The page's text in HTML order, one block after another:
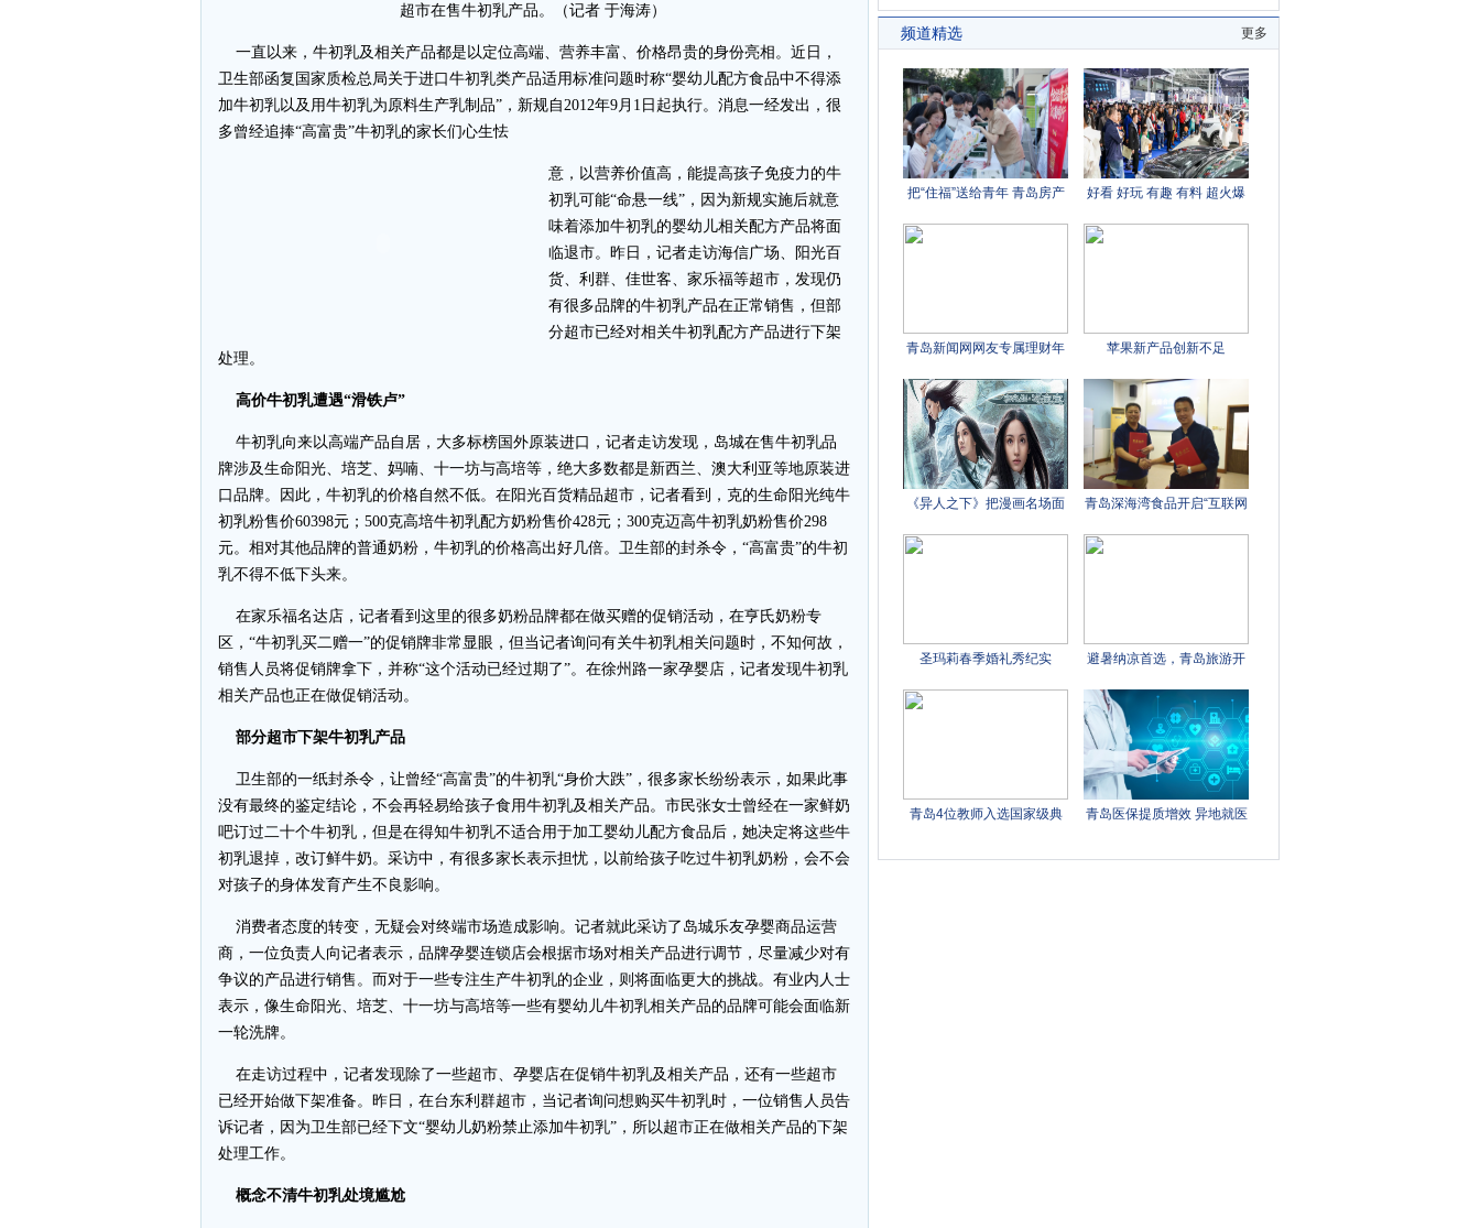
超市在售牛初乳产品。（记者 于海涛）
一直以来，牛初乳及相关产品都是以定位高端、营养丰富、价格昂贵的身份亮相。近日，
卫生部函复国家质检总局关于进口牛初乳类产品适用标准问题时称“婴幼儿配方食品中不得添
加牛初乳以及用牛初乳为原料生产乳制品”，新规自2012年9月1日起执行。消息一经发出，很
多曾经追捧“高富贵”牛初乳的家长们心生怯
意，以营养价值高，能提高孩子免疫力的牛
初乳可能“命悬一线”，因为新规实施后就意
味着添加牛初乳的婴幼儿相关配方产品将面
临退市。昨日，记者走访海信广场、阳光百
货、利群、佳世客、家乐福等超市，发现仍
有很多品牌的牛初乳产品在正常销售，但部
分超市已经对相关牛初乳配方产品进行下架
处理。
高价牛初乳遭遇“滑铁卢”
牛初乳向来以高端产品自居，大多标榜国外原装进口，记者走访发现，岛城在售牛初乳品
牌涉及生命阳光、培芝、妈喃、十一坊与高培等，绝大多数都是新西兰、澳大利亚等地原装进
口品牌。因此，牛初乳的价格自然不低。在阳光百货精品超市，记者看到，克的生命阳光纯牛
初乳粉售价60398元；500克高培牛初乳配方奶粉售价428元；300克迈高牛初乳奶粉售价298
元。相对其他品牌的普通奶粉，牛初乳的价格高出好几倍。卫生部的封杀令，“高富贵”的牛初
乳不得不低下头来。
在家乐福名达店，记者看到这里的很多奶粉品牌都在做买赠的促销活动，在亨氏奶粉专
区，“牛初乳买二赠一”的促销牌非常显眼，但当记者询问有关牛初乳相关问题时，不知何故，
销售人员将促销牌拿下，并称“这个活动已经过期了”。在徐州路一家孕婴店，记者发现牛初乳
相关产品也正在做促销活动。
部分超市下架牛初乳产品
卫生部的一纸封杀令，让曾经“高富贵”的牛初乳“身价大跌”，很多家长纷纷表示，如果此事
没有最终的鉴定结论，不会再轻易给孩子食用牛初乳及相关产品。市民张女士曾经在一家鲜奶
吧订过二十个牛初乳，但是在得知牛初乳不适合用于加工婴幼儿配方食品后，她决定将这些牛
初乳退掉，改订鲜牛奶。采访中，有很多家长表示担忧，以前给孩子吃过牛初乳奶粉，会不会
对孩子的身体发育产生不良影响。
消费者态度的转变，无疑会对终端市场造成影响。记者就此采访了岛城乐友孕婴商品运营
商，一位负责人向记者表示，品牌孕婴连锁店会根据市场对相关产品进行调节，尽量减少对有
争议的产品进行销售。而对于一些专注生产牛初乳的企业，则将面临更大的挑战。有业内人士
表示，像生命阳光、培芝、十一坊与高培等一些有婴幼儿牛初乳相关产品的品牌可能会面临新
一轮洗牌。
在走访过程中，记者发现除了一些超市、孕婴店在促销牛初乳及相关产品，还有一些超市
已经开始做下架准备。昨日，在台东利群超市，当记者询问想购买牛初乳时，一位销售人员告
诉记者，因为卫生部已经下文“婴幼儿奶粉禁止添加牛初乳”，所以超市正在做相关产品的下架
处理工作。
概念不清牛初乳处境尴尬